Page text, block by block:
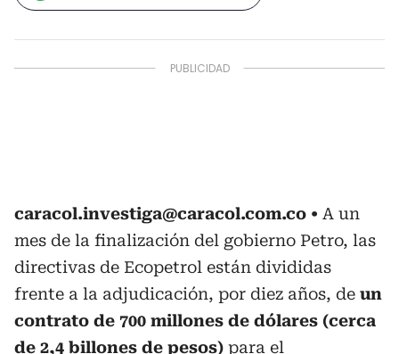
caracol.investiga@caracol.com.co
A un
mes de la finalización del gobierno Petro, las
directivas de Ecopetrol están divididas
frente a la adjudicación, por diez años, de un
contrato de 700 millones de dólares (cerca
de 2,4 billones de pesos) para el